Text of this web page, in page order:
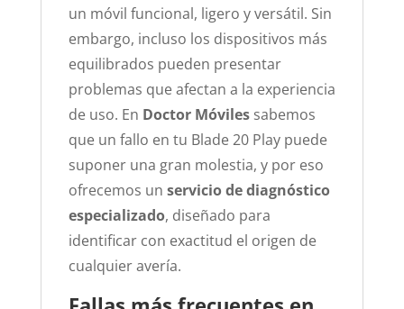
un móvil funcional, ligero y versátil. Sin
embargo, incluso los dispositivos más
equilibrados pueden presentar
problemas que afectan a la experiencia
de uso. En Doctor Móvilessabemos
que un fallo en tu Blade 20 Play puede
suponer una gran molestia, y por eso
ofrecemos un servicio de diagnóstico
especializado, diseñado para
identificar con exactitud el origen de
cualquier avería.